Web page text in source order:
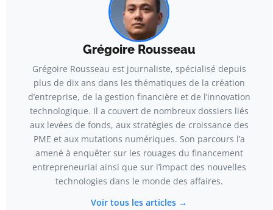
Grégoire Rousseau
Grégoire Rousseau est journaliste, spécialisé depuis
plus de dix ans dans les thématiques de la création
d’entreprise, de la gestion financière et de l’innovation
technologique. Il a couvert de nombreux dossiers liés
aux levées de fonds, aux stratégies de croissance des
PME et aux mutations numériques. Son parcours l’a
amené à enquêter sur les rouages du financement
entrepreneurial ainsi que sur l’impact des nouvelles
technologies dans le monde des affaires.
Voir tous les articles →